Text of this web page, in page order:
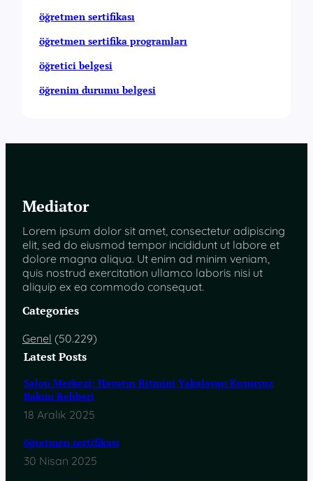
öğretmen sertifikası
öğretmen sertifika programları
öğretici belgesi
öğrenim durumu belgesi
Mediator
Lorem ipsum dolor sit amet, consectetur adipiscing
elit, sed do eiusmod tempor incididunt ut labore et
dolore magna aliqua. Ut enim ad minim veniam,
quis nostrud exercitation ullamco laboris nisi ut
aliquip ex ea commodo consequat.
Categories
Genel (50.229)
Latest Posts
Salon Merkezi: Hayatın Ritmini Yakalayan Kusursuz
Bakım Rehberi
18 Aralık 2025
öğretmen sertifikası
30 Nisan 2025